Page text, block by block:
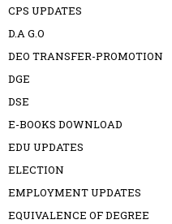
CPS UPDATES
D.A G.O
DEO TRANSFER-PROMOTION
DGE
DSE
E-BOOKS DOWNLOAD
EDU UPDATES
ELECTION
EMPLOYMENT UPDATES
EQUIVALENCE OF DEGREE